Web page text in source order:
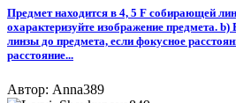
Предмет находится в 4, 5 F собирающей
охарактеризуйте изображение предмета.
линзы до предмета, если фокусное
расстояние...
Автор: Anna389